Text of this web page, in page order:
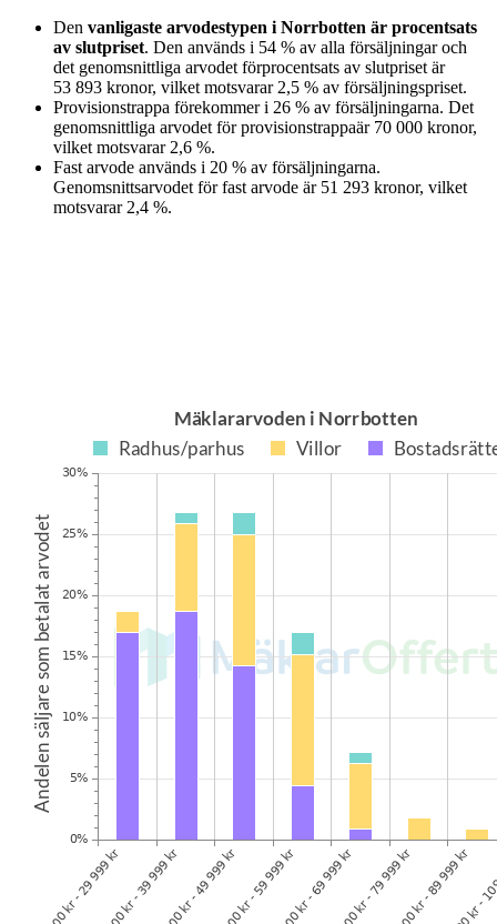
Den vanligaste arvodestypen i Norrbotten är procentsats
av slutpriset. Den används i 54 % av alla försäljningar och
det genomsnittliga arvodet förprocentsats av slutpriset är
53 893 kronor, vilket motsvarar 2,5 % av försäljningspriset.
Provisionstrappa förekommer i 26 % av försäljningarna. Det
genomsnittliga arvodet för provisionstrappaär 70 000 kronor,
vilket motsvarar 2,6 %.
Fast arvode används i 20 % av försäljningarna.
Genomsnittsarvodet för fast arvode är 51 293 kronor, vilket
motsvarar 2,4 %.